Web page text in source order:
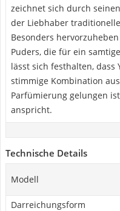
zeichnet sich durch
der Liebhaber
Besonders
Puders, die für ein
lässt sich festhalten, dass
stimmige Kombination
Parfümierung gelungen
anspricht.
Technische Details
Modell
Darreichungsform